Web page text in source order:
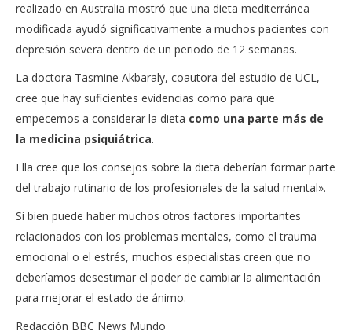
realizado en Australia mostró que una dieta mediterránea
modificada ayudó significativamente a muchos pacientes con
depresión severa dentro de un periodo de 12 semanas.
La doctora Tasmine Akbaraly, coautora del estudio de UCL,
cree que hay suficientes evidencias como para que
empecemos a considerar la dieta como una parte más de
la medicina psiquiátrica.
Ella cree que los consejos sobre la dieta deberían formar parte
del trabajo rutinario de los profesionales de la salud mental».
Si bien puede haber muchos otros factores importantes
relacionados con los problemas mentales, como el trauma
emocional o el estrés, muchos especialistas creen que no
deberíamos desestimar el poder de cambiar la alimentación
para mejorar el estado de ánimo.
Redacción BBC News Mundo